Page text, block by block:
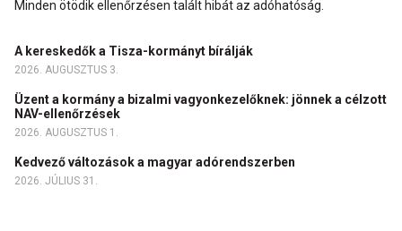
Minden ötödik ellenőrzésen talált hibát az adóhatóság.
A kereskedők a Tisza-kormányt bírálják
2026. AUGUSZTUS 3.
Üzent a kormány a bizalmi vagyonkezelőknek: jönnek a célzott
NAV-ellenőrzések
2026. AUGUSZTUS 1.
Kedvező változások a magyar adórendszerben
2026. JÚLIUS 31.